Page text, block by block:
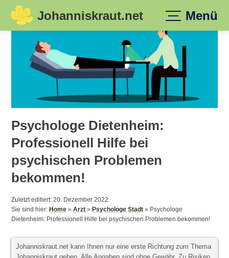
Skip
Johanniskraut.net Menü
Psychologe Dietenheim:
Professionell Hilfe bei
psychischen Problemen
bekommen!
Zuletzt editiert: 20. Dezember 2022
Sie sind hier:Home »Arzt »Psychologe Stadt » Psychologe
Dietenheim: Professionell Hilfe bei psychischen Problemen bekommen!
Johanniskraut.net kann Ihnen nur eine erste Richtung zum Thema